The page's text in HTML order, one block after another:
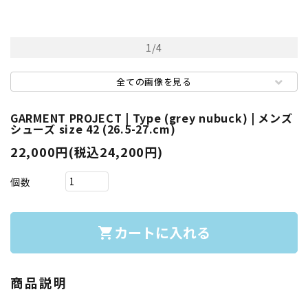
1/4
全ての画像を見る
GARMENT PROJECT | Type (grey nubuck) | メンズ
シューズ size 42 (26.5-27.cm)
22,000円(税込24,200円)
個数
shopping_cart カートに入れる
商品説明